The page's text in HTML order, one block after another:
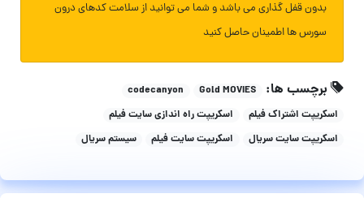
بدون قفل گذاری می باشد و شما می توانید از سلامت کدهای درون
سورس ها اطمینان حاصل کنید
برچسب ها: Gold MOVIES
codecanyon
اسکریپت اشتراک فیلم
اسکریپت راه اندازی سایت فیلم
اسکریپت سایت سریال
اسکریپت سایت فیلم سیستم سریال